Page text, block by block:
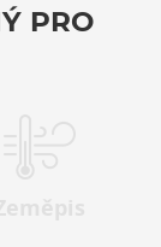
PRO